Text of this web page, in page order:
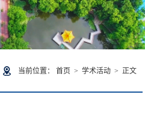
当前位置： 首页 > 学术活动> 正文